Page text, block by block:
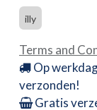
illy
Terms and
Op
verzonden!
Gratis